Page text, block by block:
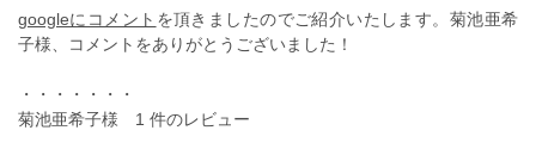
googleにコメント を頂きましたのでご紹介いたします。菊池亜希
子様、コメントをありがとうございました！
・・・・・・・
菊池亜希子様 1 件のレビュー